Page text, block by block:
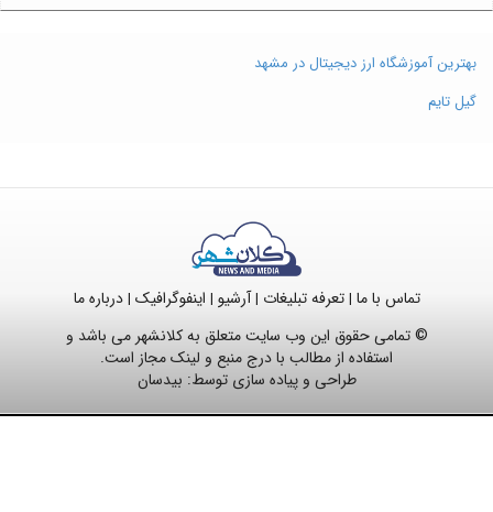
بهترین آموزشگاه ارز دیجیتال در مشهد
گیل تایم
تماس با ما |تعرفه تبلیغات |آرشیو | اینفوگرافیک |درباره ما
© تمامی حقوق این وب سایت متعلق به کلانشهر می باشد و
استفاده از مطالب با درج منبع و لینک مجاز است.
طراحی و پیاده سازی توسط: بیدسان